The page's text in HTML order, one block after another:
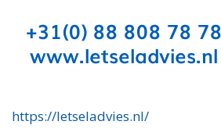
https://letseladvies.nl/